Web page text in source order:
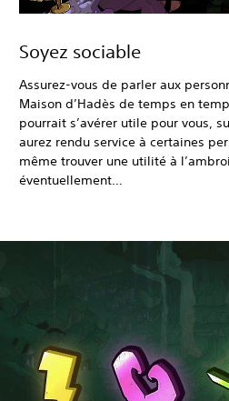
Soyez sociable
Assurez-vous de parler aux
Maison d’Hadès de temps en
pourrait s’avérer utile pour vous,
aurez rendu service à certaines
même trouver une utilité à
éventuellement…